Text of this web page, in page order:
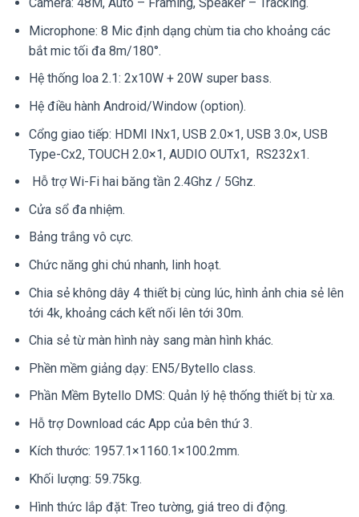
Microphone: 8 Mic định dạng chùm tia cho khoảng các
bắt mic tối đa 8m/180°.
Hệ thống loa 2.1: 2x10W + 20W super bass.
Hệ điều hành Android/Window (option).
Cổng giao tiếp: HDMI INx1, USB 2.0×1, USB 3.0×, USB
Type-Cx2, TOUCH 2.0×1, AUDIO OUTx1, RS232x1.
Hỗ trợ Wi-Fi hai băng tần 2.4Ghz / 5Ghz.
Cửa sổ đa nhiệm.
Bảng trắng vô cực.
Chức năng ghi chú nhanh, linh hoạt.
Chia sẻ không dây 4 thiết bị cùng lúc, hình ảnh chia sẻ lên
tới 4k, khoảng cách kết nối lên tới 30m.
Chia sẻ từ màn hình này sang màn hình khác.
Phền mềm giảng dạy: EN5/Bytello class.
Phần Mềm Bytello DMS: Quản lý hệ thống thiết bị từ xa.
Hỗ trợ Download các App của bên thứ 3.
Kích thước: 1957.1×1160.1×100.2mm.
Khối lượng: 59.75kg.
Hình thức lắp đặt: Treo tường, giá treo di động.